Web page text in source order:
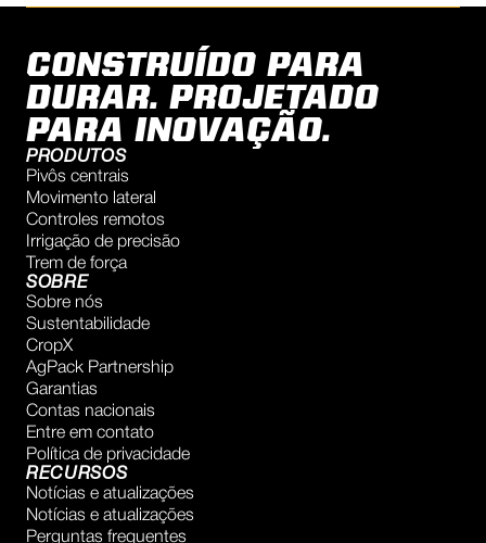
CONSTRUÍDO PARA
DURAR. PROJETADO
PARA INOVAÇÃO.
PRODUTOS
Pivôs centrais
Movimento lateral
Controles remotos
Irrigação de precisão
Trem de força
SOBRE
Sobre nós
Sustentabilidade
CropX
AgPack Partnership
Garantias
Contas nacionais
Entre em contato
Política de privacidade
RECURSOS
Notícias e atualizações
Notícias e atualizações
Perguntas frequentes